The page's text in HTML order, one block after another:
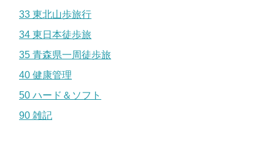
33 東北山歩旅行
34 東日本徒歩旅
35 青森県一周徒歩旅
40 健康管理
50 ハード＆ソフト
90 雑記